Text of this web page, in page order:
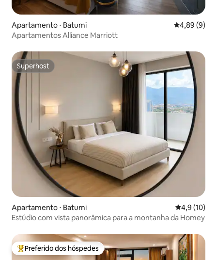
Apartamento ⋅ Batumi 4,89 de uma
4,89 (9)
Apartamentos Alliance Marriott
Superhost
Superhost
Apartamento ⋅ Batumi 4,9 de uma
4,9 (10)
Estúdio com vista panorâmica para a montanha da Homey
Entre os melhores preferidos dos hóspedes
Preferido dos hóspedes